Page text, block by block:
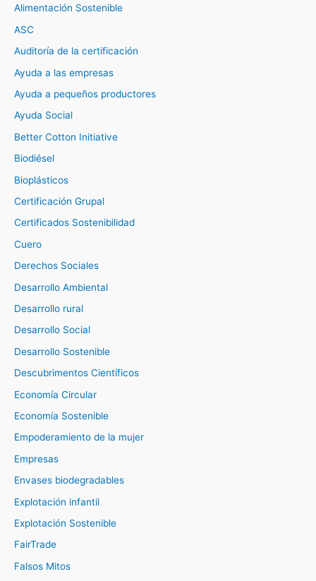
Alimentación Sostenible
ASC
Auditoría de la certificación
Ayuda a las empresas
Ayuda a pequeños productores
Ayuda Social
Better Cotton Initiative
Biodiésel
Bioplásticos
Certificación Grupal
Certificados Sostenibilidad
Cuero
Derechos Sociales
Desarrollo Ambiental
Desarrollo rural
Desarrollo Social
Desarrollo Sostenible
Descubrimentos Científicos
Economía Circular
Economía Sostenible
Empoderamiento de la mujer
Empresas
Envases biodegradables
Explotación infantil
Explotación Sostenible
FairTrade
Falsos Mitos